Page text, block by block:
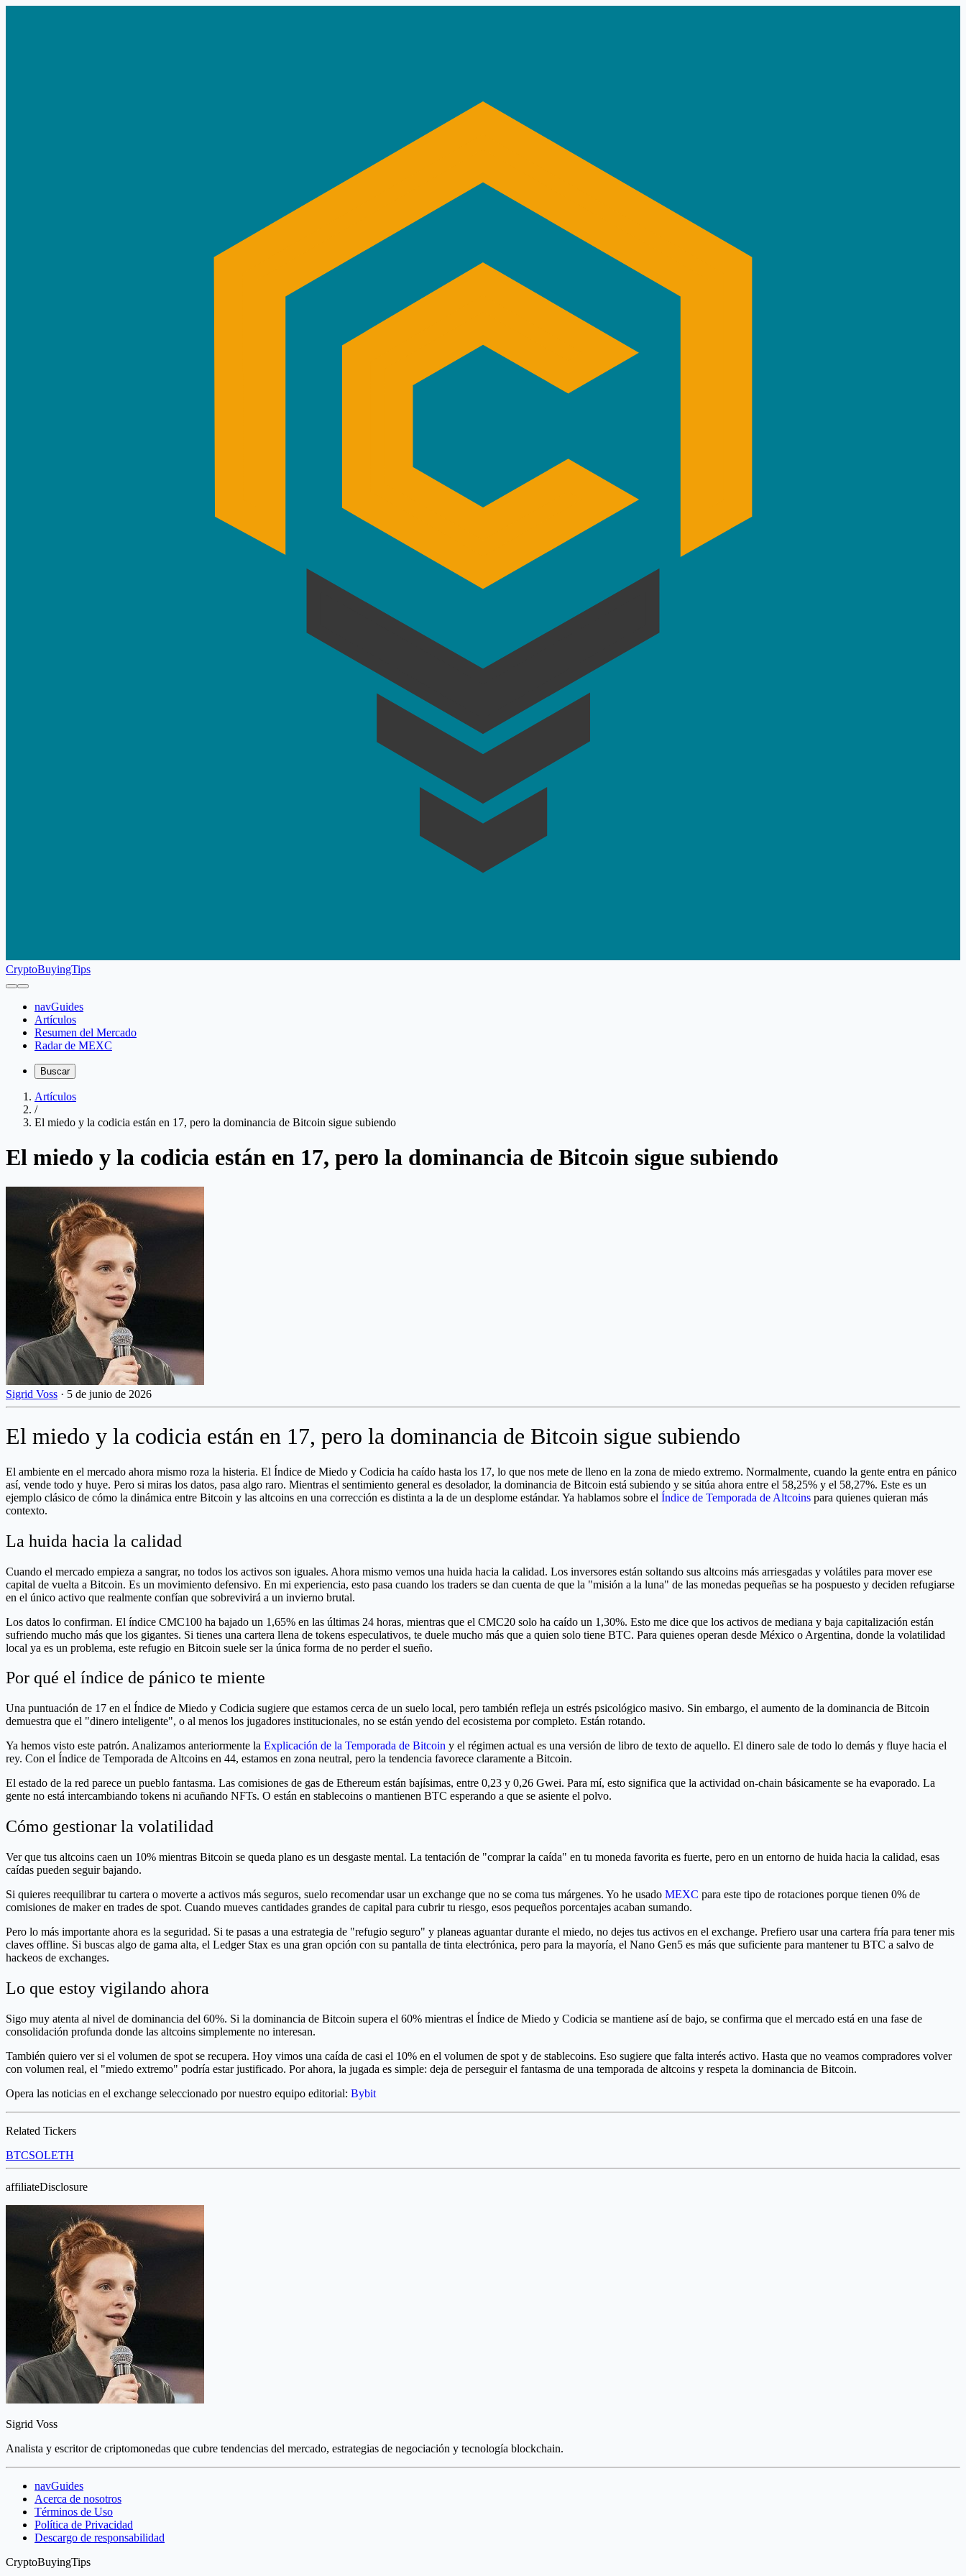
CryptoBuyingTips
navGuides
Artículos
Resumen del Mercado
Radar de MEXC
Buscar
Artículos
/
El miedo y la codicia están en 17, pero la dominancia de Bitcoin sigue subiendo
El miedo y la codicia están en 17, pero la dominancia de Bitcoin sigue subiendo
Sigrid Voss · 5 de junio de 2026
El miedo y la codicia están en 17, pero la dominancia de Bitcoin sigue subiendo
El ambiente en el mercado ahora mismo roza la histeria. El Índice de Miedo y Codicia ha caído hasta los 17, lo que nos mete de lleno en la zona de miedo extremo. Normalmente, cuando la gente entra en pánico
así, vende todo y huye. Pero si miras los datos, pasa algo raro. Mientras el sentimiento general es desolador, la dominancia de Bitcoin está subiendo y se sitúa ahora entre el 58,25% y el 58,27%. Este es un
ejemplo clásico de cómo la dinámica entre Bitcoin y las altcoins en una corrección es distinta a la de un desplome estándar. Ya hablamos sobre el Índice de Temporada de Altcoins para quienes quieran más
contexto.
La huida hacia la calidad
Cuando el mercado empieza a sangrar, no todos los activos son iguales. Ahora mismo vemos una huida hacia la calidad. Los inversores están soltando sus altcoins más arriesgadas y volátiles para mover ese
capital de vuelta a Bitcoin. Es un movimiento defensivo. En mi experiencia, esto pasa cuando los traders se dan cuenta de que la "misión a la luna" de las monedas pequeñas se ha pospuesto y deciden refugiarse
en el único activo que realmente confían que sobrevivirá a un invierno brutal.
Los datos lo confirman. El índice CMC100 ha bajado un 1,65% en las últimas 24 horas, mientras que el CMC20 solo ha caído un 1,30%. Esto me dice que los activos de mediana y baja capitalización están
sufriendo mucho más que los gigantes. Si tienes una cartera llena de tokens especulativos, te duele mucho más que a quien solo tiene BTC. Para quienes operan desde México o Argentina, donde la volatilidad
local ya es un problema, este refugio en Bitcoin suele ser la única forma de no perder el sueño.
Por qué el índice de pánico te miente
Una puntuación de 17 en el Índice de Miedo y Codicia sugiere que estamos cerca de un suelo local, pero también refleja un estrés psicológico masivo. Sin embargo, el aumento de la dominancia de Bitcoin
demuestra que el "dinero inteligente", o al menos los jugadores institucionales, no se están yendo del ecosistema por completo. Están rotando.
Ya hemos visto este patrón. Analizamos anteriormente la Explicación de la Temporada de Bitcoin y el régimen actual es una versión de libro de texto de aquello. El dinero sale de todo lo demás y fluye hacia el
rey. Con el Índice de Temporada de Altcoins en 44, estamos en zona neutral, pero la tendencia favorece claramente a Bitcoin.
El estado de la red parece un pueblo fantasma. Las comisiones de gas de Ethereum están bajísimas, entre 0,23 y 0,26 Gwei. Para mí, esto significa que la actividad on-chain básicamente se ha evaporado. La
gente no está intercambiando tokens ni acuñando NFTs. O están en stablecoins o mantienen BTC esperando a que se asiente el polvo.
Cómo gestionar la volatilidad
Ver que tus altcoins caen un 10% mientras Bitcoin se queda plano es un desgaste mental. La tentación de "comprar la caída" en tu moneda favorita es fuerte, pero en un entorno de huida hacia la calidad, esas
caídas pueden seguir bajando.
Si quieres reequilibrar tu cartera o moverte a activos más seguros, suelo recomendar usar un exchange que no se coma tus márgenes. Yo he usado MEXC para este tipo de rotaciones porque tienen 0% de
comisiones de maker en trades de spot. Cuando mueves cantidades grandes de capital para cubrir tu riesgo, esos pequeños porcentajes acaban sumando.
Pero lo más importante ahora es la seguridad. Si te pasas a una estrategia de "refugio seguro" y planeas aguantar durante el miedo, no dejes tus activos en el exchange. Prefiero usar una cartera fría para tener mis
claves offline. Si buscas algo de gama alta, el Ledger Stax es una gran opción con su pantalla de tinta electrónica, pero para la mayoría, el Nano Gen5 es más que suficiente para mantener tu BTC a salvo de
hackeos de exchanges.
Lo que estoy vigilando ahora
Sigo muy atenta al nivel de dominancia del 60%. Si la dominancia de Bitcoin supera el 60% mientras el Índice de Miedo y Codicia se mantiene así de bajo, se confirma que el mercado está en una fase de
consolidación profunda donde las altcoins simplemente no interesan.
También quiero ver si el volumen de spot se recupera. Hoy vimos una caída de casi el 10% en el volumen de spot y de stablecoins. Eso sugiere que falta interés activo. Hasta que no veamos compradores volver
con volumen real, el "miedo extremo" podría estar justificado. Por ahora, la jugada es simple: deja de perseguir el fantasma de una temporada de altcoins y respeta la dominancia de Bitcoin.
Opera las noticias en el exchange seleccionado por nuestro equipo editorial: Bybit
Related Tickers
BTCSOLETH
affiliateDisclosure
Sigrid Voss
Analista y escritor de criptomonedas que cubre tendencias del mercado, estrategias de negociación y tecnología blockchain.
navGuides
Acerca de nosotros
Términos de Uso
Política de Privacidad
Descargo de responsabilidad
CryptoBuyingTips